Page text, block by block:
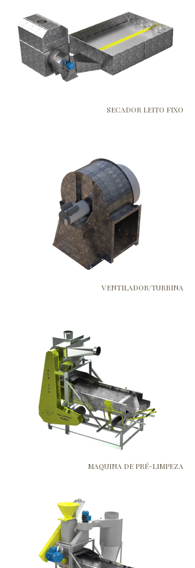
SECADOR LEITO FIXO
VENTILADOR/TURBINA
MAQUINA DE PRÉ-LIMPEZA